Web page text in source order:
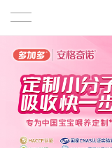
首页
品牌产品
婴幼儿奶粉